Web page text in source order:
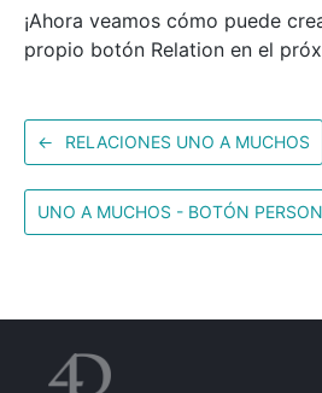
¡Ahora veamos cómo puede
propio botón Relation en el
← RELACIONES UNO A MUCHOS
UNO A MUCHOS - BOTÓN